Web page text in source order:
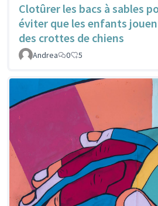
Clotûrer les bacs à sables
éviter que les enfants
des crottes de chiens
Andrea
0 5